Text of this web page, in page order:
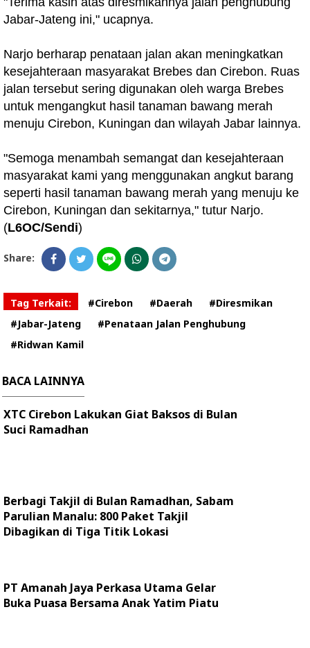
Jabar-Jateng ini," ucapnya.
Narjo berharap penataan jalan akan meningkatkan
kesejahteraan masyarakat Brebes dan Cirebon. Ruas
jalan tersebut sering digunakan oleh warga Brebes
untuk mengangkut hasil tanaman bawang merah
menuju Cirebon, Kuningan dan wilayah Jabar lainnya.
"Semoga menambah semangat dan kesejahteraan
masyarakat kami yang menggunakan angkut barang
seperti hasil tanaman bawang merah yang menuju ke
Cirebon, Kuningan dan sekitarnya," tutur Narjo.
(L6OC/Sendi)
Share:
Tag Terkait: #Cirebon #Daerah
#Diresmikan
#Jabar-Jateng
#Penataan Jalan Penghubung
#Ridwan Kamil
BACA LAINNYA
XTC Cirebon Lakukan Giat Baksos di Bulan
Suci Ramadhan
Berbagi Takjil di Bulan Ramadhan, Sabam
Parulian Manalu: 800 Paket Takjil
Dibagikan di Tiga Titik Lokasi
PT Amanah Jaya Perkasa Utama Gelar
Buka Puasa Bersama Anak Yatim Piatu